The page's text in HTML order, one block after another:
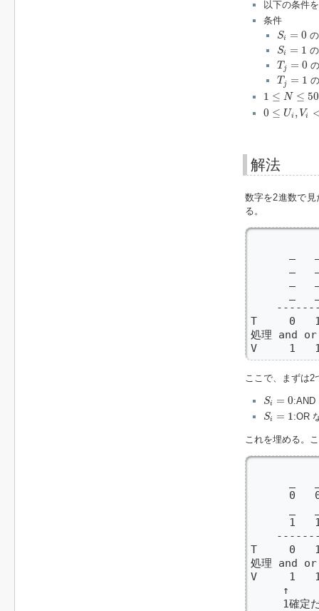
以下の条件
条件
Si = 0
S
Si = 1
S
T j = 0
Tj
T j = 1
Tj
1 ≤ N ≤
1 N ≤500
0 ≤ Ui , Vi
0 i,V <2
解法
数字を2進数で
る。
T     0
処理 and
V     1
ここで、まずは
Si = 0
Si :AND
Si = 1
Si :OR
これを埋める。
0
1
T     0
処理 and
V     1
     ↑
1確定